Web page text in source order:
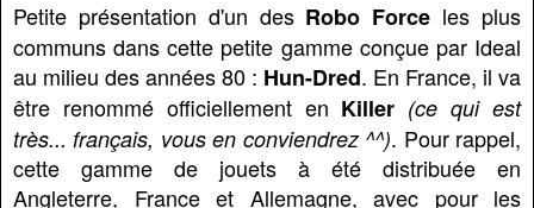
Petite présentation d'un des Robo Force les plus
communs dans cette petite gamme conçue par Ideal
au milieu des années 80 : Hun-Dred. En France, il va
être renommé officiellement en Killer (ce qui est
très... français, vous en conviendrez ^^). Pour rappel,
cette gamme de jouets à été distribuée en
Angleterre, France et Allemagne, avec pour les